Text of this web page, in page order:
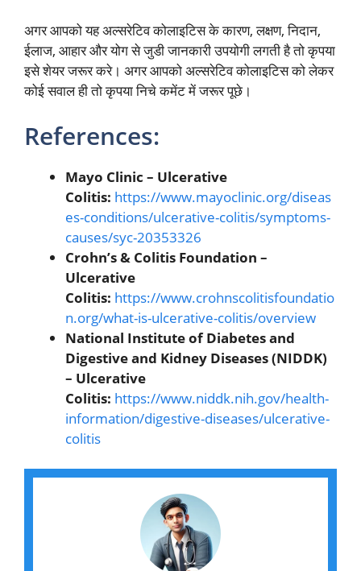
अगर आपको यह अल्सरेटिव कोलाइटिस के कारण, लक्षण, निदान,
ईलाज, आहार और योग से जुडी जानकारी उपयोगी लगती है तो कृपया
इसे शेयर जरूर करे। अगर आपको अल्सरेटिव कोलाइटिस को लेकर
कोई सवाल ही तो कृपया निचे कमेंट में जरूर पूछे।
References:
Mayo Clinic – Ulcerative
Colitis: https://www.mayoclinic.org/diseas
es-conditions/ulcerative-colitis/symptoms-
causes/syc-20353326
Crohn’s & Colitis Foundation –
Ulcerative
Colitis: https://www.crohnscolitisfoundatio
n.org/what-is-ulcerative-colitis/overview
National Institute of Diabetes and
Digestive and Kidney Diseases (NIDDK)
– Ulcerative
Colitis: https://www.niddk.nih.gov/health-
information/digestive-diseases/ulcerative-
colitis